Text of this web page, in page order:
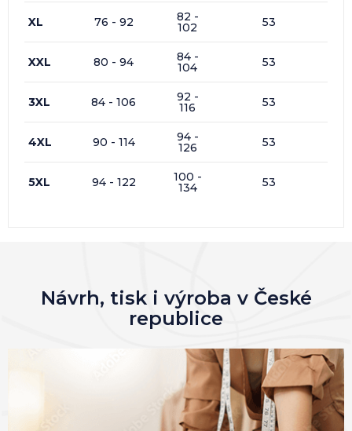
XL 76 - 92 82 -
102 53
XXL 80 - 94 84 -
104 53
3XL 84 - 106 92 -
116 53
4XL 90 - 114 94 -
126 53
5XL 94 - 122 100 -
134 53
Návrh, tisk i výroba v České
republice